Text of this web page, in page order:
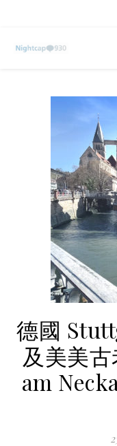
德國
及美美
am